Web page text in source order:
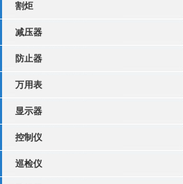
割炬
减压器
防止器
万用表
显示器
控制仪
巡检仪